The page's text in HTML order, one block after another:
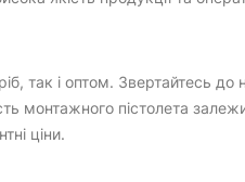
так і оптом. Звертайтесь
монтажного пістолета
ціни.